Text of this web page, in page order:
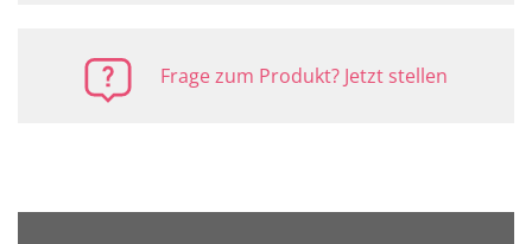
Frage zum Produkt? Jetzt stellen